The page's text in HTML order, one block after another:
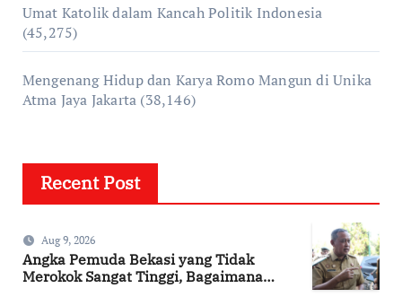
Umat Katolik dalam Kancah Politik Indonesia
(45,275)
Mengenang Hidup dan Karya Romo Mangun di Unika
Atma Jaya Jakarta (38,146)
Recent Post
Aug 9, 2026
Angka Pemuda Bekasi yang Tidak
Merokok Sangat Tinggi, Bagaimana